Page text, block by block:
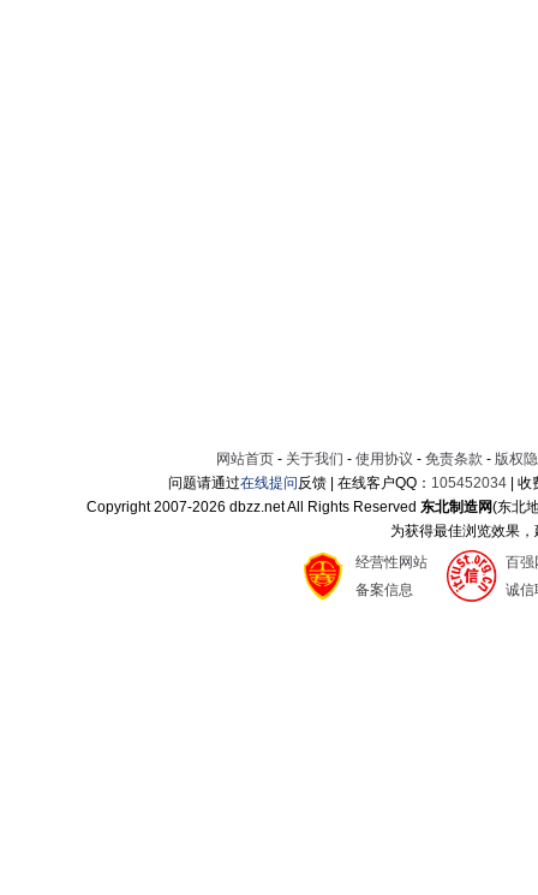
网站首页 - 关于我们 - 使用协议 - 免责条款 - 版权
问题请通过在线提问反馈 | 在线客户QQ： 105452034 |
Copyright 2007-2026 dbzz.net All Rights Reserved东北制造网(东北
为获得最佳浏览效果
经营性网站
备案信息
百强
诚信